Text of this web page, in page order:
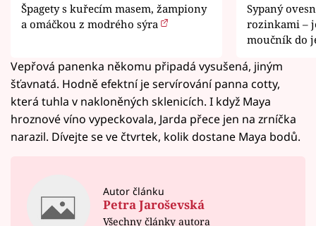
Špagety s kuřecím masem, žampiony
a omáčkou z modrého sýra
Sypaný
rozinkami –
moučník do
Vepřová panenka někomu připadá vysušená, jiným
šťavnatá. Hodně efektní je servírování panna cotty,
která tuhla v nakloněných sklenicích. I když Maya
hroznové víno vypeckovala, Jarda přece jen na zrníčka
narazil. Dívejte se ve čtvrtek, kolik dostane Maya bodů.
Autor článku
Petra Jaroševská
Všechny články autora